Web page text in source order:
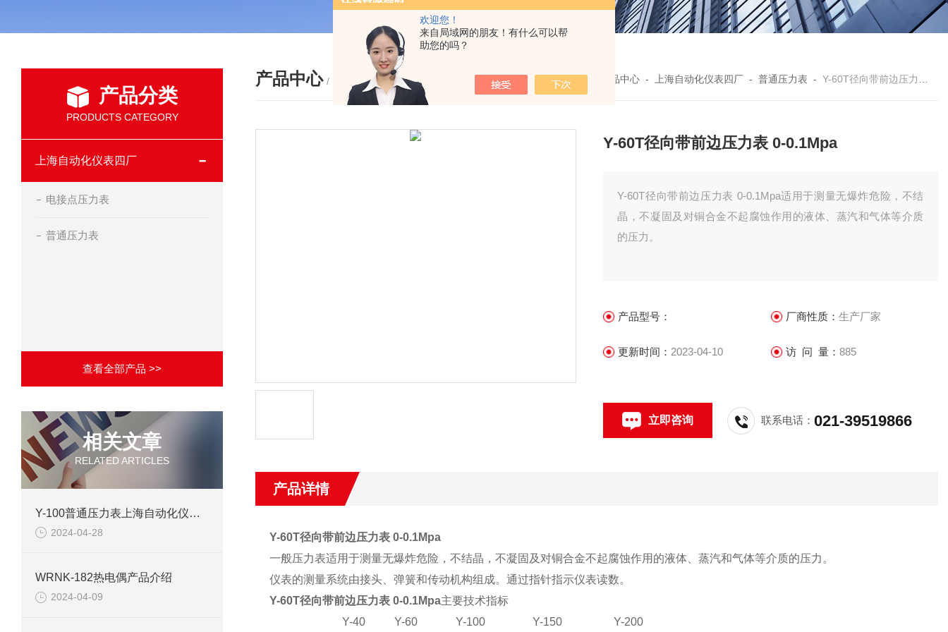
欢迎您！
来自局域网的朋友！有什么可以帮
助您的吗？
产品分类
PRODUCTS CATEGORY
上海自动化仪表四厂
电接点压力表
普通压力表
查看全部产品 >>
相关文章
RELATED ARTICLES
Y-100普通压力表上海自动化仪表四厂产品介绍
2024-04-28
WRNK-182热电偶产品介绍
2024-04-09
产品中心 / PRODUCTS 您的位置：首页 - 产品中心 - 上海自动化仪表四厂 -普通压力表 -Y-60T径向带前边压力表 0-0.1Mpa
Y-60T径向带前边压力表 0-0.1Mpa
Y-60T径向带前边压力表 0-0.1Mpa适用于测量无爆炸危险，不结
晶，不凝固及对铜合金不起腐蚀作用的液体、蒸汽和气体等介质
的压力。
产品型号： 厂商性质： 生产厂家
更新时间： 2023-04-10 访 问 量： 885
立即咨询 联系电话：021-39519866
产品详情
Y-60T径向带前边压力表 0-0.1Mpa
一般压力表适用于测量无爆炸危险，不结晶，不凝固及对铜合金不起腐蚀作用的液体、蒸汽和气体等介质的压力。
仪表的测量系统由接头、弹簧和传动机构组成。通过指针指示仪表读数。
Y-60T径向带前边压力表 0-0.1Mpa主要技术指标
Y-40
Y-60 Y-100 Y-150 Y-200